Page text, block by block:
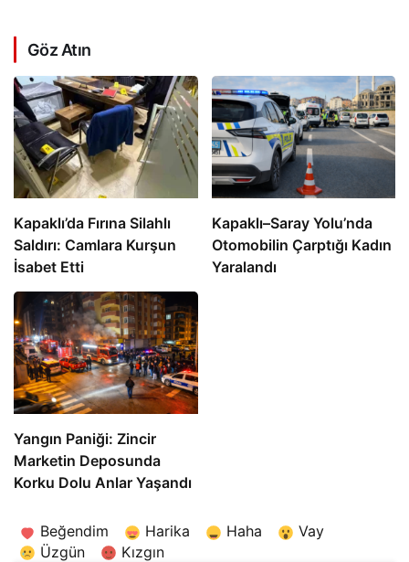
Göz Atın
Kapaklı’da Fırına Silahlı
Saldırı: Camlara Kurşun
İsabet Etti
Kapaklı–Saray Yolu’nda
Otomobilin Çarptığı Kadın
Yaralandı
Yangın Paniği: Zincir
Marketin Deposunda
Korku Dolu Anlar Yaşandı
Beğendim Harika Haha
Vay
Üzgün
Kızgın